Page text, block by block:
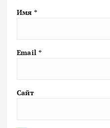
Имя *
Email *
Сайт